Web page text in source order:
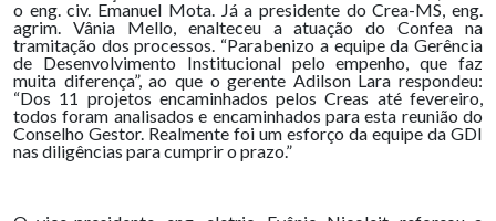
o eng. civ. Emanuel Mota. Já a presidente do Crea-MS, eng.
agrim. Vânia Mello, enalteceu a atuação do Confea na
tramitação dos processos. “Parabenizo a equipe da Gerência
de Desenvolvimento Institucional pelo empenho, que faz
muita diferença”, ao que o gerente Adilson Lara respondeu:
“Dos 11 projetos encaminhados pelos Creas até fevereiro,
todos foram analisados e encaminhados para esta reunião do
Conselho Gestor. Realmente foi um esforço da equipe da GDI
nas diligências para cumprir o prazo.”